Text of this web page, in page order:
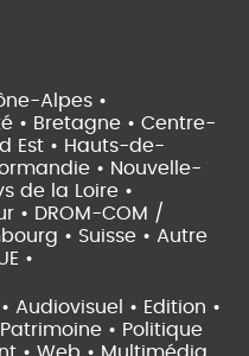
Alpes •
• Bretagne • Centre-
Est • Hauts-de-
• Nouvelle-
de la Loire •
• DROM-COM /
• Suisse • Autre
•
Audiovisuel • Edition •
Patrimoine • Politique